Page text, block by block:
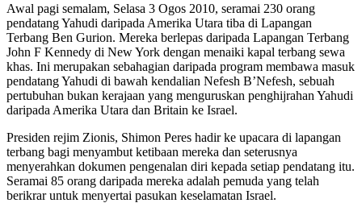
Awal pagi semalam, Selasa 3 Ogos 2010, seramai 230 orang
pendatang Yahudi daripada Amerika Utara tiba di Lapangan
Terbang Ben Gurion. Mereka berlepas daripada Lapangan Terbang
John F Kennedy di New York dengan menaiki kapal terbang sewa
khas. Ini merupakan sebahagian daripada program membawa masuk
pendatang Yahudi di bawah kendalian Nefesh B’Nefesh, sebuah
pertubuhan bukan kerajaan yang menguruskan penghijrahan Yahudi
daripada Amerika Utara dan Britain ke Israel.
Presiden rejim Zionis, Shimon Peres hadir ke upacara di lapangan
terbang bagi menyambut ketibaan mereka dan seterusnya
menyerahkan dokumen pengenalan diri kepada setiap pendatang itu.
Seramai 85 orang daripada mereka adalah pemuda yang telah
berikrar untuk menyertai pasukan keselamatan Israel.